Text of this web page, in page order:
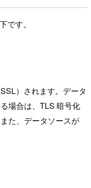
です。
）されます。データ
場合は、TLS 暗号化
た、データソースが